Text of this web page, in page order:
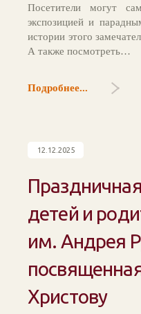
Посетители могут
экспозицией и
истории этого
А также посмотреть…
Подробнее...
12.12.2025
детей и
им. Андрея
Христову